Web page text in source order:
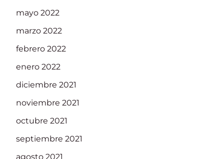
mayo 2022
marzo 2022
febrero 2022
enero 2022
diciembre 2021
noviembre 2021
octubre 2021
septiembre 2021
agosto 2021